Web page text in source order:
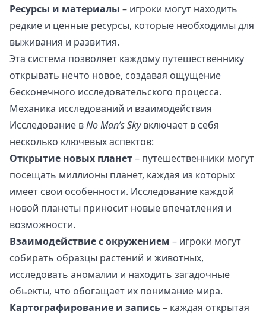
Ресурсы и материалы – игроки могут находить
редкие и ценные ресурсы, которые необходимы для
выживания и развития.
Эта система позволяет каждому путешественнику
открывать нечто новое, создавая ощущение
бесконечного исследовательского процесса.
Механика исследований и взаимодействия
Исследование вNo Man’s Skyвключает в себя
несколько ключевых аспектов:
Открытие новых планет– путешественники могут
посещать миллионы планет, каждая из которых
имеет свои особенности. Исследование каждой
новой планеты приносит новые впечатления и
возможности.
Взаимодействие с окружением – игроки могут
собирать образцы растений и животных,
исследовать аномалии и находить загадочные
обьекты, что обогащает их понимание мира.
Картографирование и запись– каждая открытая